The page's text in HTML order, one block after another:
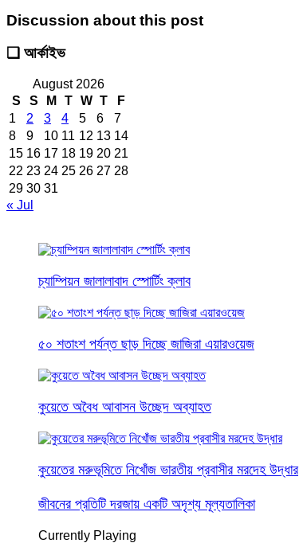
Discussion about this post
❑ আর্কাইভ
August 2026
S
S M T W T
F
1
2 3 4 5 6
7
8
9 10 11 12 13 14
15 16 17 18 19 20 21
22 23 24 25 26 27 28
29 30 31
« Jul
চ্যাম্পিয়ন জালালাবাদ স্পোর্টিং ক্লাব
৫০ শতাংশ পর্যন্ত ছাড় দিচ্ছে জাজিরা এয়ারওয়েজ
কুয়েতে অবৈধ আবাসন উচ্ছেদ অব্যাহত
কুয়েতের মরুভূমিতে নিখোঁজ ভারতীয় প্রবাসীর মরদেহ উদ্ধার
জীবনের প্রতিটি দরজায় একটি অদৃশ্য মূল্যতালিকা
Currently Playing